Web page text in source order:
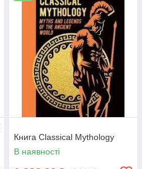
Книга Classical Mythology
В наявності